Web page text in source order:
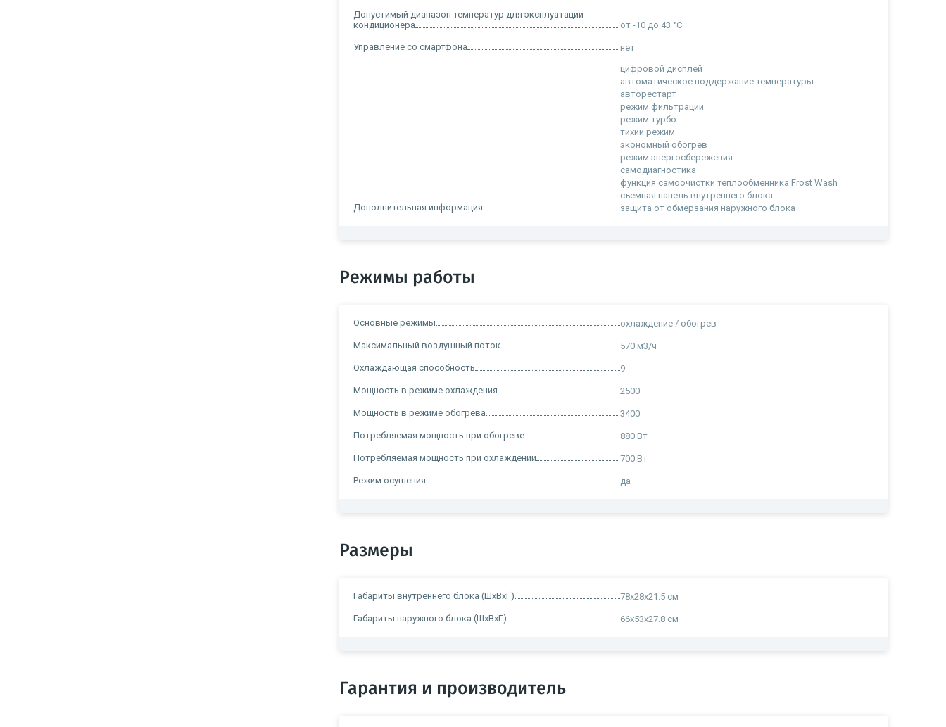
Допустимый диапазон температур для эксплуатации
кондиционера
от -10 до 43 °C
Управление со смартфона нет
Дополнительная информация
цифровой дисплей
автоматическое поддержание температуры
авторестарт
режим фильтрации
режим турбо
тихий режим
экономный обогрев
режим энергосбережения
самодиагностика
функция самоочистки теплообменника Frost Wash
съемная панель внутреннего блока
защита от обмерзания наружного блока
Режимы работы
Основные режимы охлаждение / обогрев
Максимальный воздушный поток 570 м3/ч
Охлаждающая способность 9
Мощность в режиме охлаждения 2500
Мощность в режиме обогрева 3400
Потребляемая мощность при обогреве 880 Вт
Потребляемая мощность при охлаждении 700 Вт
Режим осушения да
Размеры
Габариты внутреннего блока (ШxВxГ) 78х28х21.5 см
Габариты наружного блока (ШxВxГ) 66х53х27.8 см
Гарантия и производитель